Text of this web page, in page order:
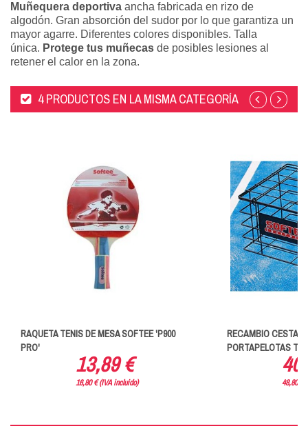
Muñequera deportiva ancha fabricada en rizo de
algodón. Gran absorción del sudor por lo que garantiza un
mayor agarre. Diferentes colores disponibles. Talla
única. Protege tus muñecas de posibles lesiones al
retener el calor en la zona.
4 PRODUCTOS EN LA MISMA CATEGORÍA
RAQUETA TENIS DE MESA SOFTEE 'P900
PRO'
13,89 €
16,80 € (IVA incluido)
RECAMBIO CESTA
PORTAPELOTAS
48,80 €